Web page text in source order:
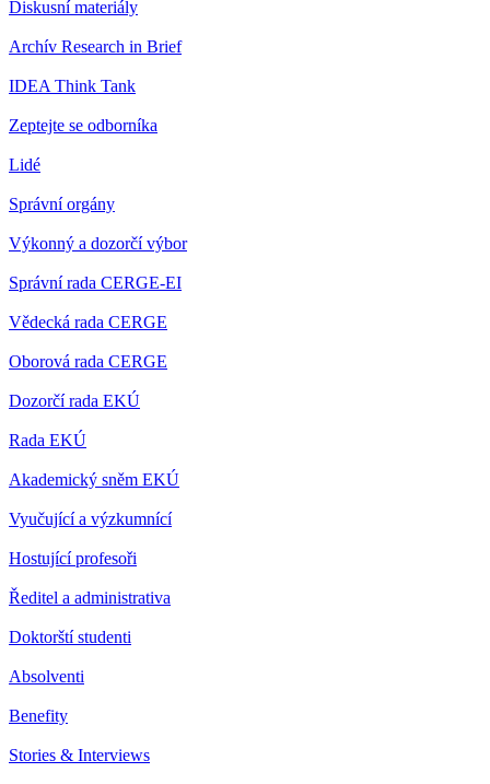
Diskusní materiály
Archív Research in Brief
IDEA Think Tank
Zeptejte se odborníka
Lidé
Správní orgány
Výkonný a dozorčí výbor
Správní rada CERGE-EI
Vědecká rada CERGE
Oborová rada CERGE
Dozorčí rada EKÚ
Rada EKÚ
Akademický sněm EKÚ
Vyučující a výzkumnící
Hostující profesoři
Ředitel a administrativa
Doktorští studenti
Absolventi
Benefity
Stories & Interviews